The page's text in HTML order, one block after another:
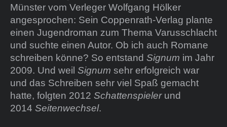
Münster vom Verleger Wolfgang Hölker
angesprochen: Sein Coppenrath-Verlag plante
einen Jugendroman zum Thema Varusschlacht
und suchte einen Autor. Ob ich auch Romane
schreiben könne? So entstand Signum im Jahr
2009. Und weil Signum sehr erfolgreich war
und das Schreiben sehr viel Spaß gemacht
hatte, folgten 2012 Schattenspielerund
2014 Seitenwechsel.